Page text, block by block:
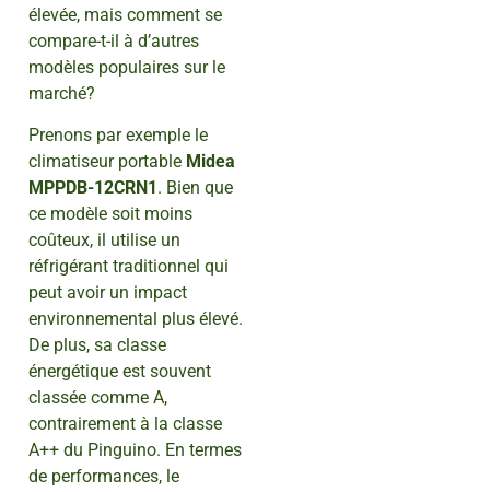
élevée, mais comment se
compare-t-il à d’autres
modèles populaires sur le
marché?
Prenons par exemple le
climatiseur portable Midea
MPPDB-12CRN1. Bien que
ce modèle soit moins
coûteux, il utilise un
réfrigérant traditionnel qui
peut avoir un impact
environnemental plus élevé.
De plus, sa classe
énergétique est souvent
classée comme A,
contrairement à la classe
A++ du Pinguino. En termes
de performances, le